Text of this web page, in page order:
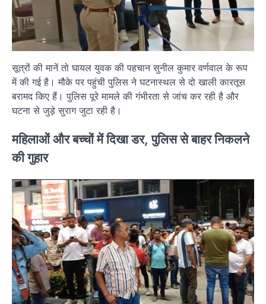
सूत्रों की मानें तो घायल युवक की पहचान सुनील कुमार वर्णवाल के रूप
में की गई है। मौके पर पहुंची पुलिस ने घटनास्थल से दो खाली कारतूस
बरामद किए हैं। पुलिस पूरे मामले की गंभीरता से जांच कर रही है और
घटना से जुड़े सुराग जुटा रही है।
महिलाओं और बच्चों में दिखा डर, पुलिस से बाहर निकलने
की गुहार